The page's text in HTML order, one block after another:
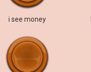
i see money